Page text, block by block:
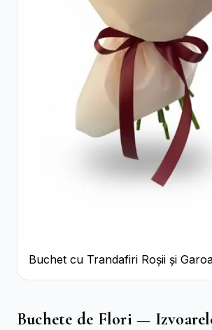
Buchet cu Trandafiri Roșii și
Roz Pal
Buchete de Flori —